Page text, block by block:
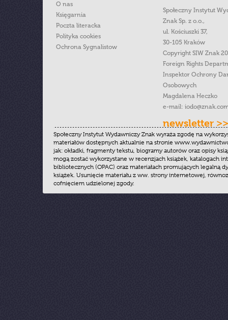
O nas
Księgarnia
Poczta literacka
Polityka cookies
Ochrona Sygnalistow
Społeczny Instytut
Znak Sp. z o.o.,
ul. Kościuszki 37,
30-105 Kraków
Copyright SIW Znak
Foreign Rights
Inspektor Ochrony
Osobowych
Magdalena Heczko
e-mail:
newsletter >>
Społeczny Instytut Wydawniczy Znak wyraża zgodę na
materiałów dostępnych aktualnie na stronie
jak: okładki, fragmenty tekstu, biogramy autorów oraz opisy
mogą zostać wykorzystane w recenzjach książek, katalogach
bibliotecznych (OPAC) oraz materiałach promujących legalną
książek. Usunięcie materiału z ww. strony internetowej,
cofnięciem udzielonej zgody.